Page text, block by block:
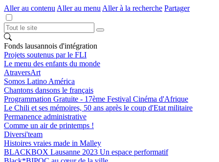
Aller au contenu Aller au menu Aller à la recherche Partager
Fonds lausannois d'intégration
Projets soutenus par le FLI
Le menu des enfants du monde
AtraversArt
Somos Latino América
Chantons dansons le français
Programmation Gratuite - 17ème Festival Cinéma d'Afrique
Le Chili et ses mémoires, 50 ans après le coup d'Etat militaire
Permanence administrative
Comme un air de printemps !
Diversi'team
Histoires vraies made in Malley
BLACKBOX Lausanne 2023 Un espace performatif